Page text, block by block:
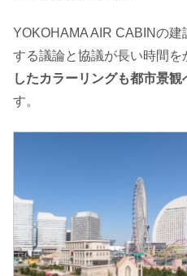
YOKOHAMA AIR CABINの
する議論と協議が長い時間を
したカラーリングも都市景
す。